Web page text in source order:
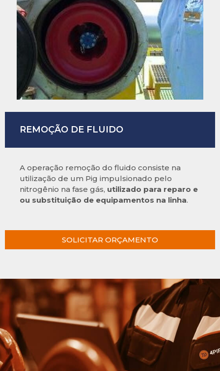
REMOÇÃO DE FLUIDO
A operação remoção do fluido consiste na
utilização de um Pig impulsionado pelo
nitrogênio na fase gás, utilizado para reparo e
ou substituição de equipamentos na linha.
SOLICITAR ORÇAMENTO